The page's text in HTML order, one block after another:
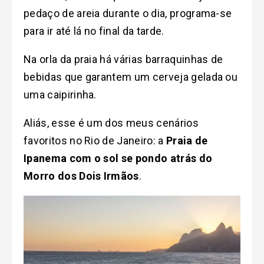
pedaço de areia durante o dia, programa-se
para ir até lá no final da tarde.
Na orla da praia há várias barraquinhas de
bebidas que garantem um cerveja gelada ou
uma caipirinha.
Aliás, esse é um dos meus cenários
favoritos no Rio de Janeiro: a Praia de
Ipanema com o sol se pondo atrás do
Morro dos Dois Irmãos.